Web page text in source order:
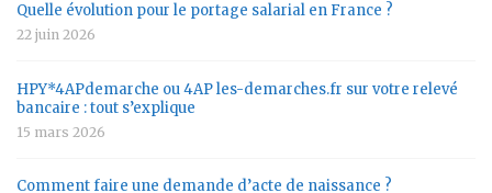
Quelle évolution pour le portage salarial en France ?
22 juin 2026
HPY*4APdemarche ou 4AP les-demarches.fr sur votre relevé
bancaire : tout s’explique
15 mars 2026
Comment faire une demande d’acte de naissance ?